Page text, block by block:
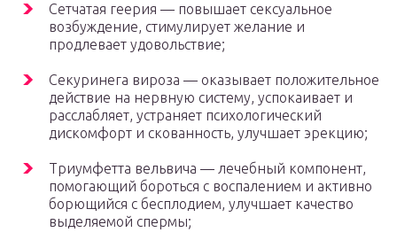
Сетчатая геерия — повышает сексуальное
возбуждение, стимулирует желание и
продлевает удовольствие;
Секуринега вироза — оказывает положительное
действие на нервную систему, успокаивает и
расслабляет, устраняет психологический
дискомфорт и скованность, улучшает эрекцию;
Триумфетта вельвича — лечебный компонент,
помогающий бороться с воспалением и активно
борющийся с бесплодием, улучшает качество
выделяемой спермы;